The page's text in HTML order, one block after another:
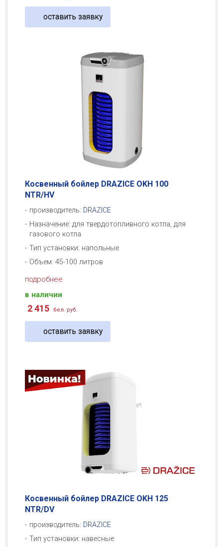
оставить заявку
Косвенный бойлер DRAZICE OKH 100
NTR/HV
производитель: DRAZICE
Назначение: для твердотопливного котла, для
газового котла
Тип установки: напольные
Объем: 45-100 литров
подробнее
в наличии
2 415 бел. руб.
оставить заявку
Косвенный бойлер DRAZICE OKH 125
NTR/DV
производитель: DRAZICE
Тип установки: навесные